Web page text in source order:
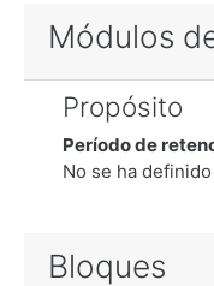
Módulos
Propósito
Período de
No se ha
Bloques